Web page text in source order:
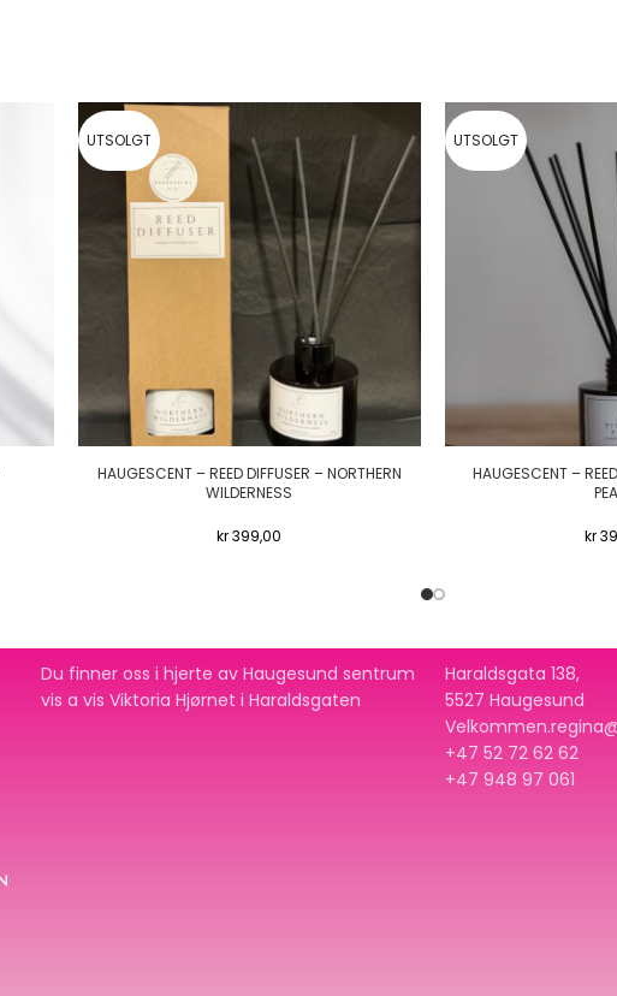
UTSOLGT
HAUGESCENT – REED DIFFUSER – NORTHERN
WILDERNESS
kr399,00
UTSOLGT
HAUGESCENT –
kr
Du finner oss i hjerte av Haugesund sentrum
vis a vis Viktoria Hjørnet i Haraldsgaten
Haraldsgata 138,
5527 Haugesund
+47 52 72 62 62
+47 948 97 061